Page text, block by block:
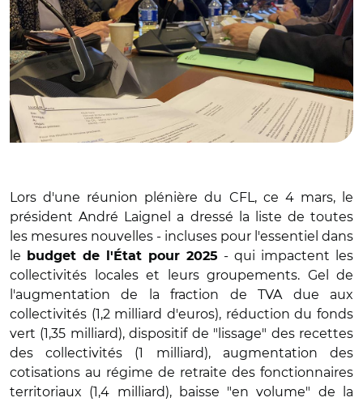
Lors d'une réunion plénière du CFL, ce 4 mars, le
président André Laignel a dressé la liste de toutes
les mesures nouvelles - incluses pour l'essentiel dans
le
budget de l'État pour 2025 - qui impactent les
collectivités locales et leurs groupements. Gel de
l'augmentation de la fraction de TVA due aux
collectivités (1,2 milliard d'euros), réduction du fonds
vert (1,35 milliard), dispositif de "lissage" des recettes
des collectivités (1 milliard), augmentation des
cotisations au régime de retraite des fonctionnaires
territoriaux (1,4 milliard), baisse "en volume" de la